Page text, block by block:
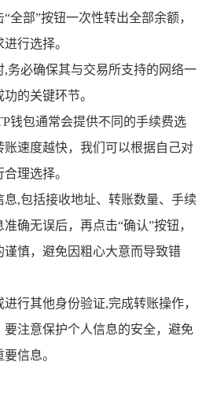
全部”按钮一次性转出全部余额，
行选择。
,务必确保其与交易所支持的网络一
的关键环节。
钱包通常会提供不同的手续费选
账速度越快，我们可以根据自己对
理选择。
息,包括接收地址、转账数量、手续
确无误后，再点击“确认”按钮，
谨慎，避免因粗心大意而导致错
行其他身份验证,完成转账操作，
要注意保护个人信息的安全，避免
信息。